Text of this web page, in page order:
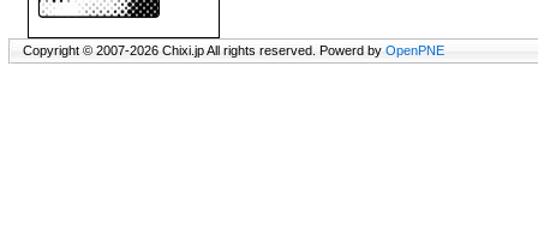
Copyright © 2007-2026 Chixi.jp All rights reserved. Powerd by OpenPNE